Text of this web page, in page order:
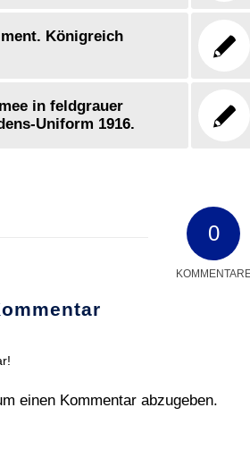
Königreich
in feldgrauer
Uniform 1916.
0
einen Kommentar abzugeben.